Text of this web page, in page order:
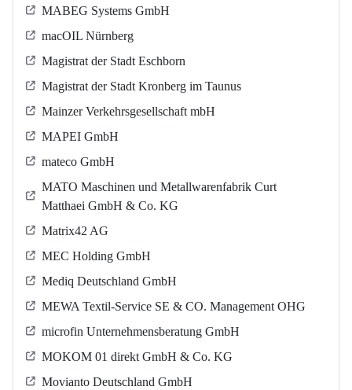
MABEG Systems GmbH
macOIL Nürnberg
Magistrat der Stadt Eschborn
Magistrat der Stadt Kronberg im Taunus
Mainzer Verkehrsgesellschaft mbH
MAPEI GmbH
mateco GmbH
MATO Maschinen und Metallwarenfabrik Curt
Matthaei GmbH & Co. KG
Matrix42 AG
MEC Holding GmbH
Mediq Deutschland GmbH
MEWA Textil-Service SE & CO. Management OHG
microfin Unternehmensberatung GmbH
MOKOM 01 direkt GmbH & Co. KG
Movianto Deutschland GmbH